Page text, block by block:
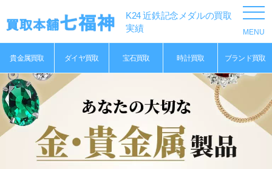
K24 近鉄記念メダルの買取
実績
貴金属買取 ダイヤ買取 宝石買取 時計買取 ブランド買取